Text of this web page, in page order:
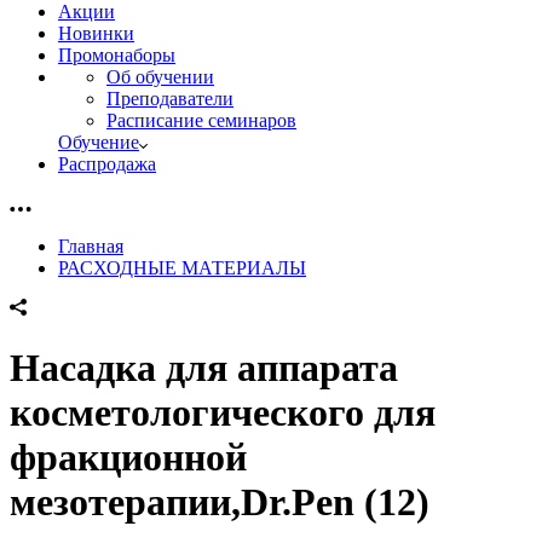
Акции
Новинки
Промонаборы
Об обучении
Преподаватели
Расписание семинаров
Обучение
Распродажа
Главная
РАСХОДНЫЕ МАТЕРИАЛЫ
Насадка для аппарата
косметологического для
фракционной
мезотерапии,Dr.Pen (12)